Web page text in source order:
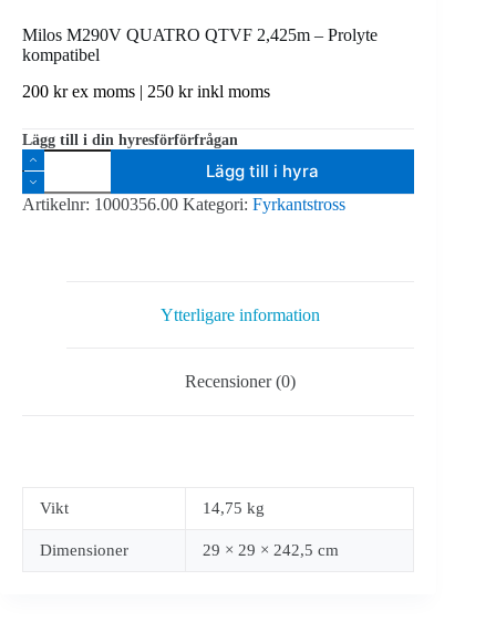
Milos M290V QUATRO QTVF 2,425m – Prolyte
kompatibel
200 krex moms | 250 krinkl moms
Lägg till i din hyresförförfrågan
Milos
M290V
QUATRO
QTVF
Lägg till i hyra
Artikelnr: 1000356.00 Kategori: Fyrkantstross
Ytterligare information
Recensioner (0)
Vikt 14,75 kg
Dimensioner 29 × 29 × 242,5 cm